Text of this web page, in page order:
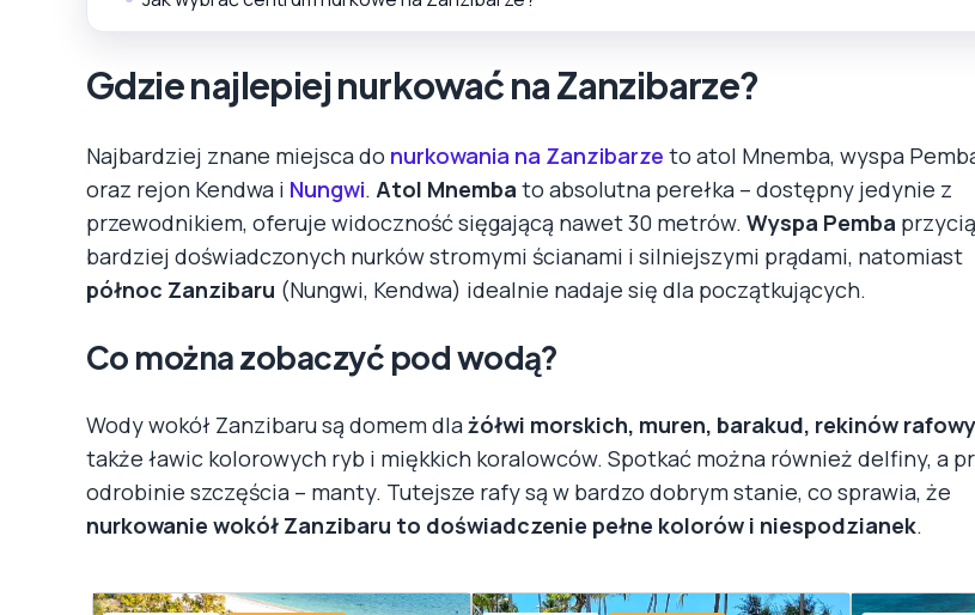
Gdzie najlepiej nurkować na Zanzibarze?
Najbardziej znane miejsca do nurkowania na Zanzibarze to atol Mnemba, wyspa
oraz rejon Kendwa i Nungwi. Atol Mnemba to absolutna perełka – dostępny jedynie z
przewodnikiem, oferuje widoczność sięgającą nawet 30 metrów. Wyspa Pemba
bardziej doświadczonych nurków stromymi ścianami i silniejszymi prądami, natomiast
północ Zanzibaru (Nungwi, Kendwa) idealnie nadaje się dla początkujących.
Co można zobaczyć pod wodą?
Wody wokół Zanzibaru są domem dlażółwi morskich, muren, barakud, rekinów
także ławic kolorowych ryb i miękkich koralowców. Spotkać można również delfiny, a
odrobinie szczęścia – manty. Tutejsze rafy są w bardzo dobrym stanie, co sprawia, że
nurkowanie wokół Zanzibaru to doświadczenie pełne kolorów i niespodzianek.